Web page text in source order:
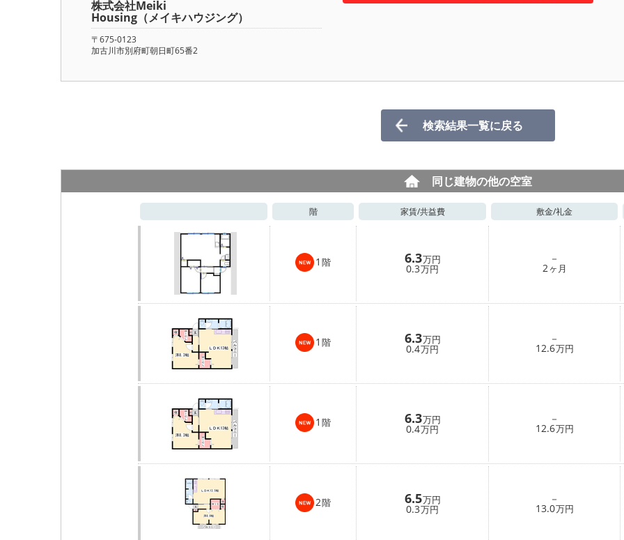
株式会社Meiki
Housing（メイキハウジング）
〒675-0123
加古川市別府町朝日町65番2
検索結果一覧に戻る
同じ建物の他の空室
階 家賃/共益費 敷金/礼金
1 階 6.3万円
0.3万円
－
2ヶ月
1 階 6.3万円
0.4万円
－
12.6万円
1 階 6.3万円
0.4万円
－
12.6万円
2階 6.5万円
0.3万円
－
13.0万円